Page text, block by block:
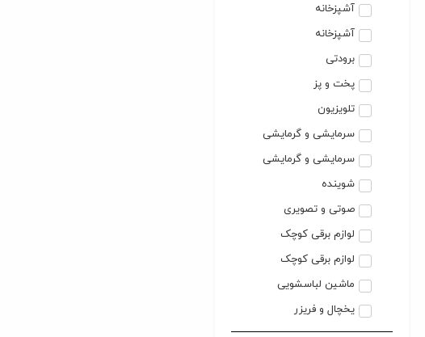
آشپزخانه
آشپزخانه
برودتی
پخت و پز
تلویزیون
سرمایشی و گرمایشی
سرمایشی و گرمایشی
شوینده
صوتی و تصویری
لوازم برقی کوچک
لوازم برقی کوچک
ماشین لباسشویی
یخچال و فریزر